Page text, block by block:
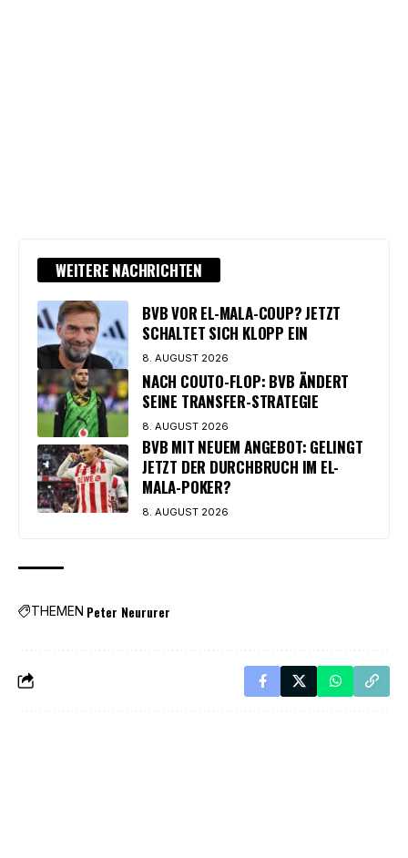
WEITERE NACHRICHTEN
BVB VOR EL-MALA-COUP? JETZT
SCHALTET SICH KLOPP EIN
8. AUGUST 2026
NACH COUTO-FLOP: BVB ÄNDERT
SEINE TRANSFER-STRATEGIE
8. AUGUST 2026
BVB MIT NEUEM ANGEBOT: GELINGT
JETZT DER DURCHBRUCH IM EL-
MALA-POKER?
8. AUGUST 2026
THEMEN Peter Neururer